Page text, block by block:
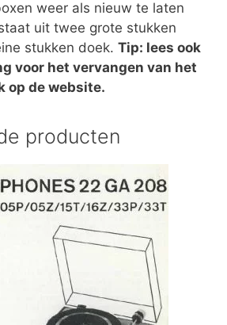
weer als nieuw te laten
uit twee grote stukken
stukken doek. Tip: lees ook
voor het vervangen van het
op de website.
producten